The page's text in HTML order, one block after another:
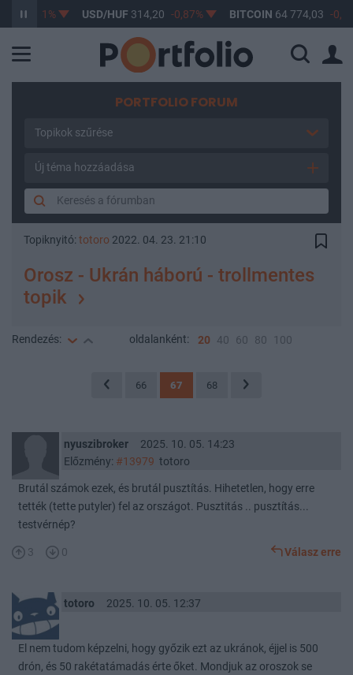
-0,61% USD/HUF 314,20 -0,87% BITCOIN 64 774,03 -0,21%
PORTFOLIO FORUM
Topikok szűrése
Új téma hozzáadása
Topiknyitó: totoro 2022. 04. 23. 21:10
Orosz - Ukrán háború - trollmentes
topik
Rendezés: oldalanként: 20 40 60 80 100
66 67 68
nyuszibroker
2025. 10. 05. 14:23
Előzmény: #13979 totoro
Brutál számok ezek, és brutál pusztítás. Hihetetlen, hogy erre
tették (tette putyler) fel az országot. Pusztitás .. pusztítás...
testvérnép?
3 0 Válasz erre
totoro 2025. 10. 05. 12:37
El nem tudom képzelni, hogy győzik ezt az ukránok, éjjel is 500
drón, és 50 rakétatámadás érte őket. Mondjuk az oroszok se